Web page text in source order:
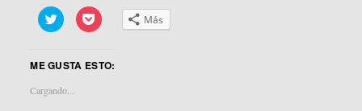
Haz
clic
Twitter
abre
en
Haz
clic
Pocket
Más
ME GUSTA ESTO:
Cargando...